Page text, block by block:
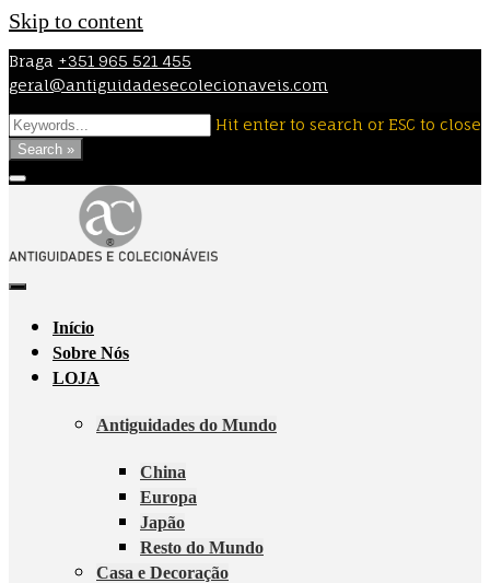
Skip to content
Braga +351 965 521 455
geral@antiguidadesecolecionaveis.com
Hit enter to search or ESC to close
Search »
Início
Sobre Nós
LOJA
Antiguidades do Mundo
China
Europa
Japão
Resto do Mundo
Casa e Decoração